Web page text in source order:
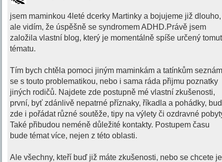
jsem maminkou 4leté dcerky Martinky a bojujeme již dlouho,
ale vidím, že úspěšně se syndromem ADHD.Právě jsem
založila vlastní blog, který je momentálně spíše určený
tématu.
Tím bych chtěla pomoci jiným maminkám a tatínkům
se s touto problematikou, nebo i sama ráda přijmu poznatky
jiných rodičů. Najdete zde postupně mé vlastní zkušenosti,
první, byť zdánlivě nepatrné příznaky, říkadla a pohádky,
zde i pořádat různé soutěže, tipy na výlety či ozdravné
Také přibudou neméně důležité kontakty. Postupem času
bude témat více, nejen z této oblasti.
Ale všechny, kteří buď již máte zkušenosti, nebo se chcete